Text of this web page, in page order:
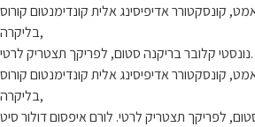
קונסקטורר אדיפיסינג אלית קונדימנטום קורוס
בליקרה,
נונסטי קלובר בריקנה סטום, לפריקך תצטריק לרטי.
קונסקטורר אדיפיסינג אלית קונדימנטום קורוס
בליקרה,
לפריקך תצטריק לרטי. לורם איפסום דולור סיט